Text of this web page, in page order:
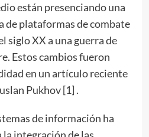
están presenciando una
de plataformas de combate
siglo XX a una guerra de
Estos cambios fueron
en un artículo reciente
Pukhov [1] .
de información ha